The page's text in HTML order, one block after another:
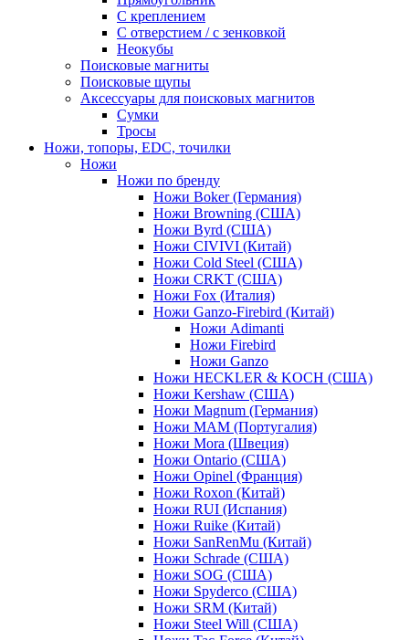
С креплением
С отверстием / с зенковкой
Неокубы
Поисковые магниты
Поисковые щупы
Аксессуары для поисковых магнитов
Сумки
Тросы
Ножи, топоры, EDC, точилки
Ножи
Ножи по бренду
Ножи Boker (Германия)
Ножи Browning (США)
Ножи Byrd (США)
Ножи CIVIVI (Китай)
Ножи Cold Steel (США)
Ножи CRKT (США)
Ножи Fox (Италия)
Ножи Ganzo-Firebird (Китай)
Ножи Adimanti
Ножи Firebird
Ножи Ganzo
Ножи HECKLER & KOCH (США)
Ножи Kershaw (США)
Ножи Magnum (Германия)
Ножи MAM (Португалия)
Ножи Mora (Швеция)
Ножи Ontario (США)
Ножи Opinel (Франция)
Ножи Roxon (Китай)
Ножи RUI (Испания)
Ножи Ruike (Китай)
Ножи SanRenMu (Китай)
Ножи Schrade (США)
Ножи SOG (США)
Ножи Spyderco (США)
Ножи SRM (Китай)
Ножи Steel Will (США)